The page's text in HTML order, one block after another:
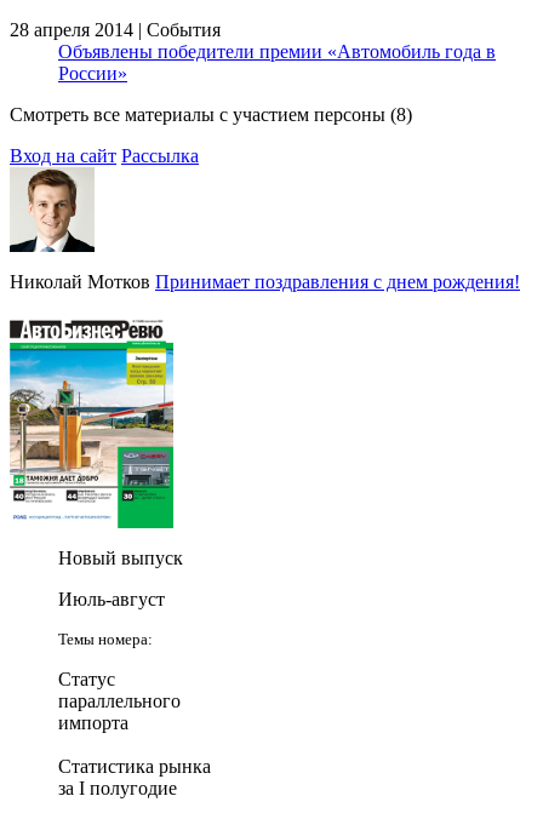
28 апреля 2014 | События
Объявлены победители премии «Автомобиль года в
России»
Смотреть все материалы с участием персоны (8)
Вход на сайт Рассылка
Николай Мотков Принимает поздравления с днем рождения!
Новый выпуск
Июль-август
Темы номера:
Статус
параллельного
импорта
Статистика рынка
за I полугодие